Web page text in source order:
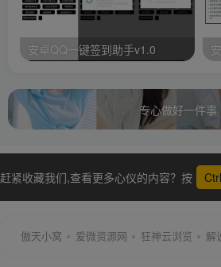
安卓QQ一键签到助手v1.0
专心做好一件事
赶紧收藏我们,查看更多心仪的内容？按 Ctrl
傲天小窝 爱微资源网 狂神云浏览 解